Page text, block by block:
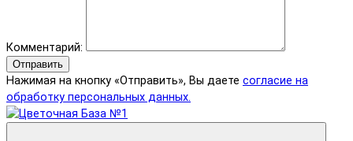
Комментарий:
Отправить
Нажимая на кнопку «Отправить», Вы даете согласие на
обработку персональных данных.